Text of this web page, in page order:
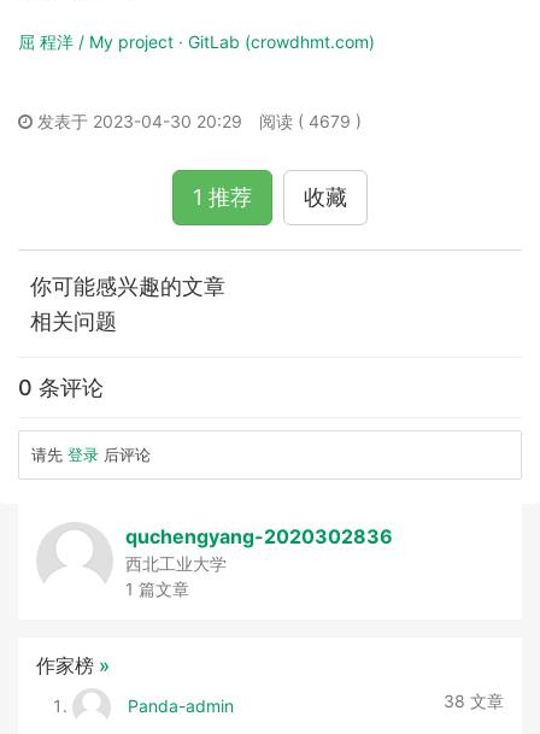
屈 程洋 / My project · GitLab (crowdhmt.com)
发表于 2023-04-30 20:29 阅读 ( 4679 )
1 推荐 收藏
你可能感兴趣的文章
相关问题
0 条评论
请先 登录 后评论
quchengyang-2020302836
西北工业大学
1 篇文章
作家榜 »
Panda-admin 38 文章